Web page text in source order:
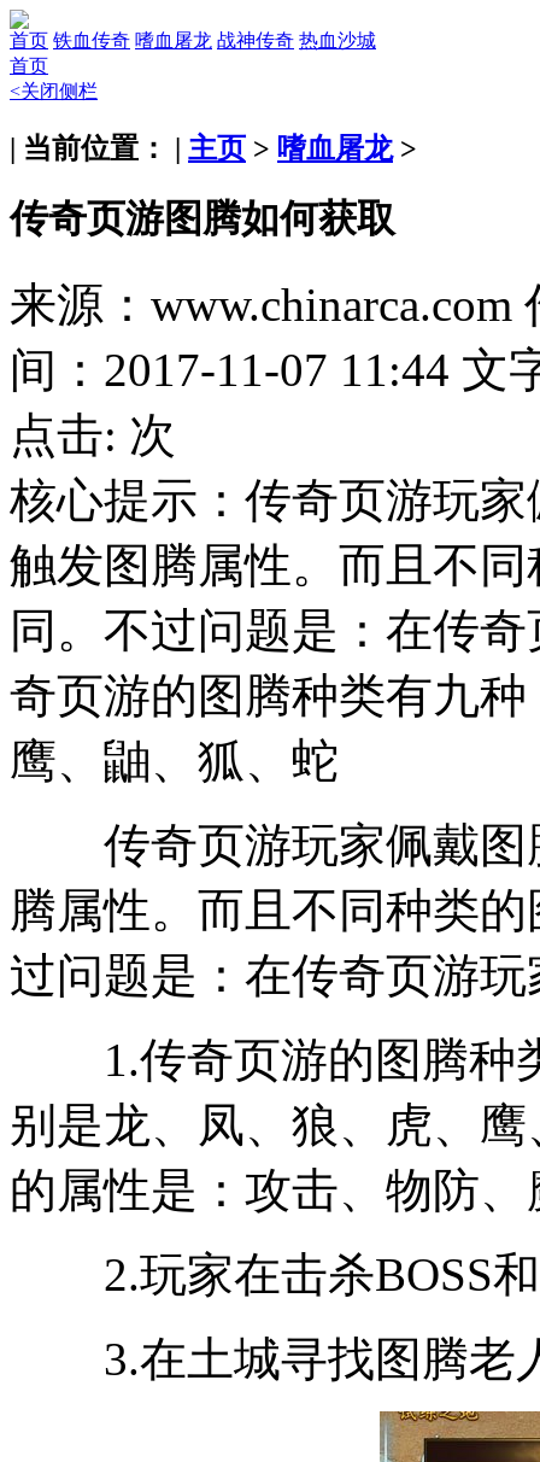
首页 铁血传奇 嗜血屠龙 战神传奇 热血沙城
首页
<关闭侧栏
| 当前位置： | 主页 > 嗜血屠龙>
传奇页游图腾如何获取
来源：www.chinarca.com
间：2017-11-07 11:44 文
点击: 次
核心提示： 传奇页游玩
触发图腾属性。而且不
同。不过问题是：在传
奇页游的图腾种类有九
鹰、鼬、狐、蛇
传奇页游玩家佩戴图
腾属性。而且不同种类
过问题是：在传奇页游
1.传奇页游的图腾种
别是龙、凤、狼、虎、
的属性是：攻击、物防
2.玩家在击杀BOSS和
3.在土城寻找图腾老